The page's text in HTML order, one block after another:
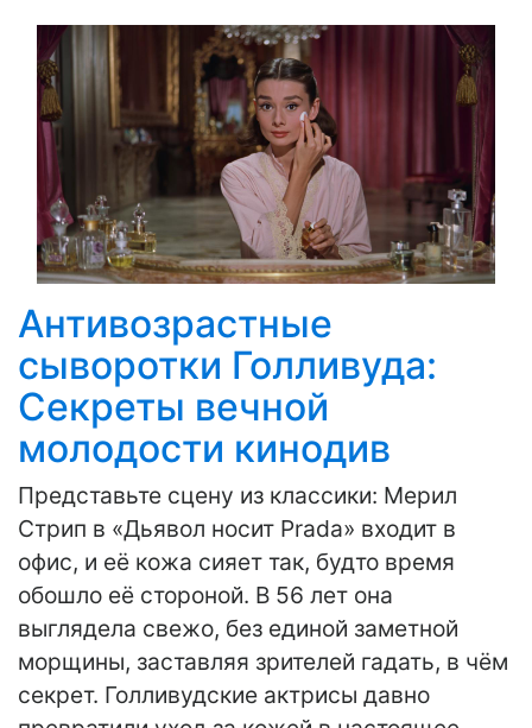
Антивозрастные
сыворотки Голливуда:
Секреты вечной
молодости кинодив
Представьте сцену из классики: Мерил
Стрип в «Дьявол носит Prada» входит в
офис, и её кожа сияет так, будто время
обошло её стороной. В 56 лет она
выглядела свежо, без единой заметной
морщины, заставляя зрителей гадать, в чём
секрет. Голливудские актрисы давно